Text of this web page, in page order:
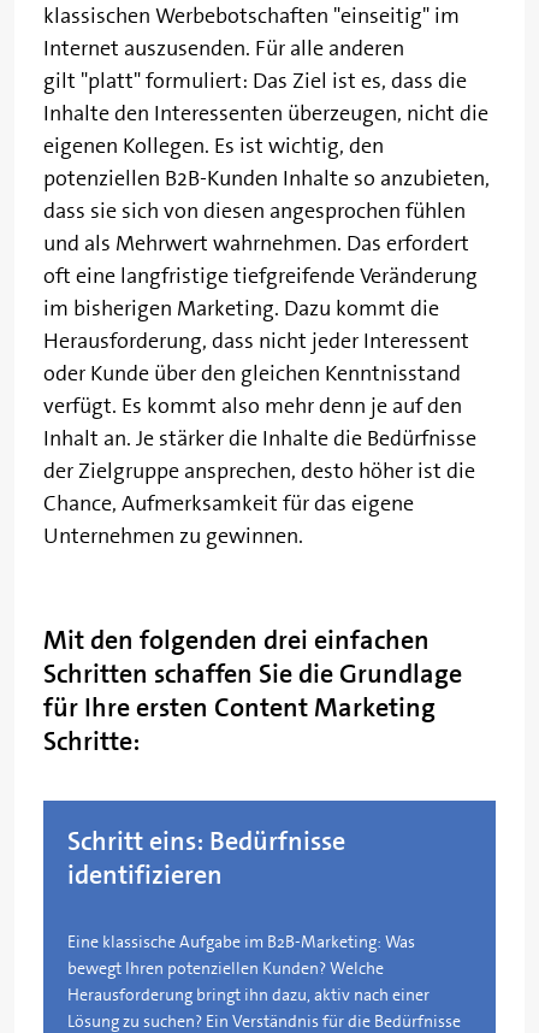
klassischen Werbebotschaften "einseitig" im
Internet auszusenden. Für alle anderen
gilt "platt" formuliert: Das Ziel ist es, dass die
Inhalte den Interessenten überzeugen, nicht die
eigenen Kollegen. Es ist wichtig, den
potenziellen B2B-Kunden Inhalte so anzubieten,
dass sie sich von diesen angesprochen fühlen
und als Mehrwert wahrnehmen. Das erfordert
oft eine langfristige tiefgreifende Veränderung
im bisherigen Marketing. Dazu kommt die
Herausforderung, dass nicht jeder Interessent
oder Kunde über den gleichen Kenntnisstand
verfügt. Es kommt also mehr denn je auf den
Inhalt an. Je stärker die Inhalte die Bedürfnisse
der Zielgruppe ansprechen, desto höher ist die
Chance, Aufmerksamkeit für das eigene
Unternehmen zu gewinnen.
Mit den folgenden drei einfachen
Schritten schaffen Sie die Grundlage
für Ihre ersten Content Marketing
Schritte:
Schritt eins: Bedürfnisse
identifizieren
Eine klassische Aufgabe im B2B-Marketing: Was
bewegt Ihren potenziellen Kunden? Welche
Herausforderung bringt ihn dazu, aktiv nach einer
Lösung zu suchen? Ein Verständnis für die Bedürfnisse